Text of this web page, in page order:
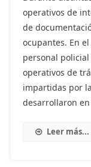
operativos de
de
ocupantes. En
personal
operativos de
impartidas por
desarrollaron
Leer más...